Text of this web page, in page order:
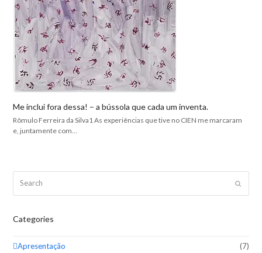
Me inclui fora dessa! – a bússola que cada um inventa.
Rômulo Ferreira da Silva1 As experiências que tive no CIEN me marcaram
e, juntamente com…
Categories
Apresentação (7)